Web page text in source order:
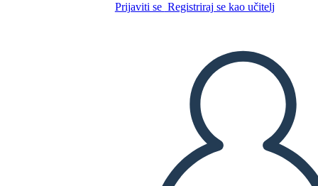
Prijaviti se Registriraj se kao učitelj
Kopirajte ovaj Storyboard
IZRADITE PLOČU SCENARIJA
REPRODUCIRAJ DIJAPROJEKCIJU
ČITAJ MI